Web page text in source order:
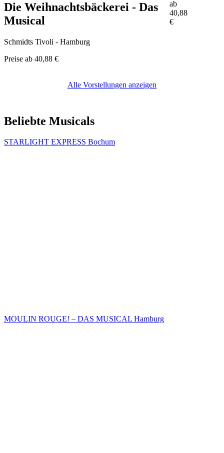
Die Weihnachtsbäckerei - Das
Musical
Schmidts Tivoli - Hamburg
Preise ab 40,88 €
ab
40,88
€
Alle Vorstellungen anzeigen
Beliebte Musicals
STARLIGHT EXPRESS Bochum
MOULIN ROUGE! – DAS MUSICAL Hamburg